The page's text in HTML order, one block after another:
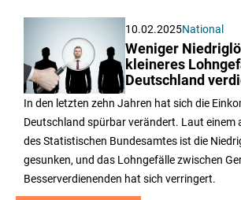
10.02.2025National
Weniger
kleineres
Deutschland
In den letzten zehn Jahren hat sich die
Deutschland spürbar verändert. Laut einem
des Statistischen Bundesamtes ist die
gesunken, und das Lohngefälle zwischen
Besserverdienenden hat sich verringert.